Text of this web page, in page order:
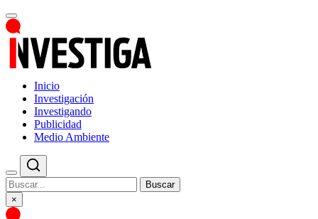
Inicio
Investigación
Investigando
Publicidad
Medio Ambiente
Buscar
×